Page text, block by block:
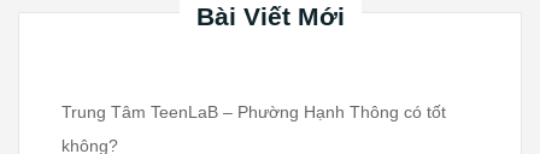
Bài Viết Mới
Trung Tâm TeenLaB – Phường Hạnh Thông có tốt
không?